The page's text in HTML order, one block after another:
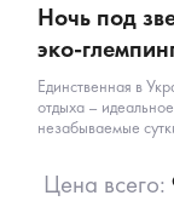
Ночь под
эко-
Единственная в
отдыха –
незабываемые
Цена всего: